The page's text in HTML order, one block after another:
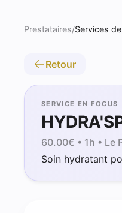
Prestataires/Services
Retour
SERVICE EN FOCUS
60.00€ • 1h • Le
Soin hydratant